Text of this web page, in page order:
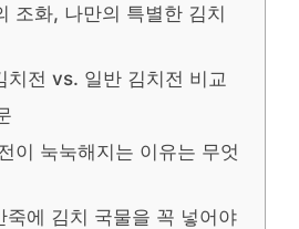
조화, 나만의 특별한 김치
치전 vs. 일반 김치전 비교
이 눅눅해지는 이유는 무엇
죽에 김치 국물을 꼭 넣어야